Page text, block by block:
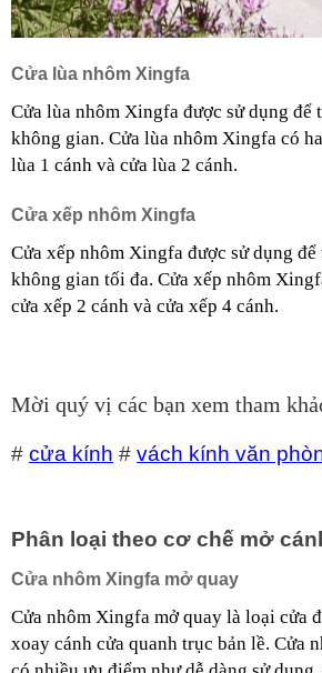
Cửa lùa nhôm Xingfa
Cửa lùa nhôm Xingfa được sử dụng
không gian. Cửa lùa nhôm Xingfa có
lùa 1 cánh và cửa lùa 2 cánh.
Cửa xếp nhôm Xingfa
Cửa xếp nhôm Xingfa được sử dụng
không gian tối đa. Cửa xếp nhôm
cửa xếp 2 cánh và cửa xếp 4 cánh.
Mời quý vị các bạn xem tham
# cửa kính # vách kính văn
Phân loại theo cơ chế mở
Cửa nhôm Xingfa mở quay
Cửa nhôm Xingfa mở quay là loại cửa
xoay cánh cửa quanh trục bản lề. Cửa